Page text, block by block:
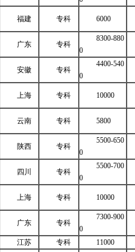
福建 专科 6000
广东 专科
8300-880
0
安徽 专科
4400-540
0
上海 专科 10000
云南 专科 5800
陕西 专科
5500-650
0
四川 专科
5500-700
0
上海 专科 10000
广东 专科
7300-900
0
江苏 专科 11000